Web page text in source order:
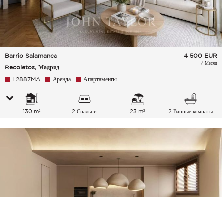
Barrio Salamanca
Recoletos, Мадрид
4 500 EUR
/ Месяц
L2887MA Аренда Апартаменты
130 m² 2 Спальни 23 m² 2 Ванные комнаты